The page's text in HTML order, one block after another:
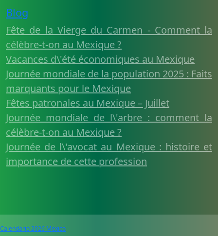
Blog
Fête de la Vierge du Carmen - Comment la
célèbre-t-on au Mexique ?
Vacances d\'été économiques au Mexique
Journée mondiale de la population 2025 : Faits
marquants pour le Mexique
Fêtes patronales au Mexique – Juillet
Journée mondiale de l\'arbre : comment la
célèbre-t-on au Mexique ?
Journée de l\'avocat au Mexique : histoire et
importance de cette profession
Calendario 2026 Mexico